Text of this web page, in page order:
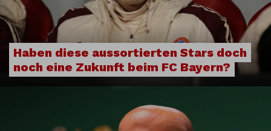
Haben diese aussortierten Stars doch
noch eine Zukunft beim FC Bayern?